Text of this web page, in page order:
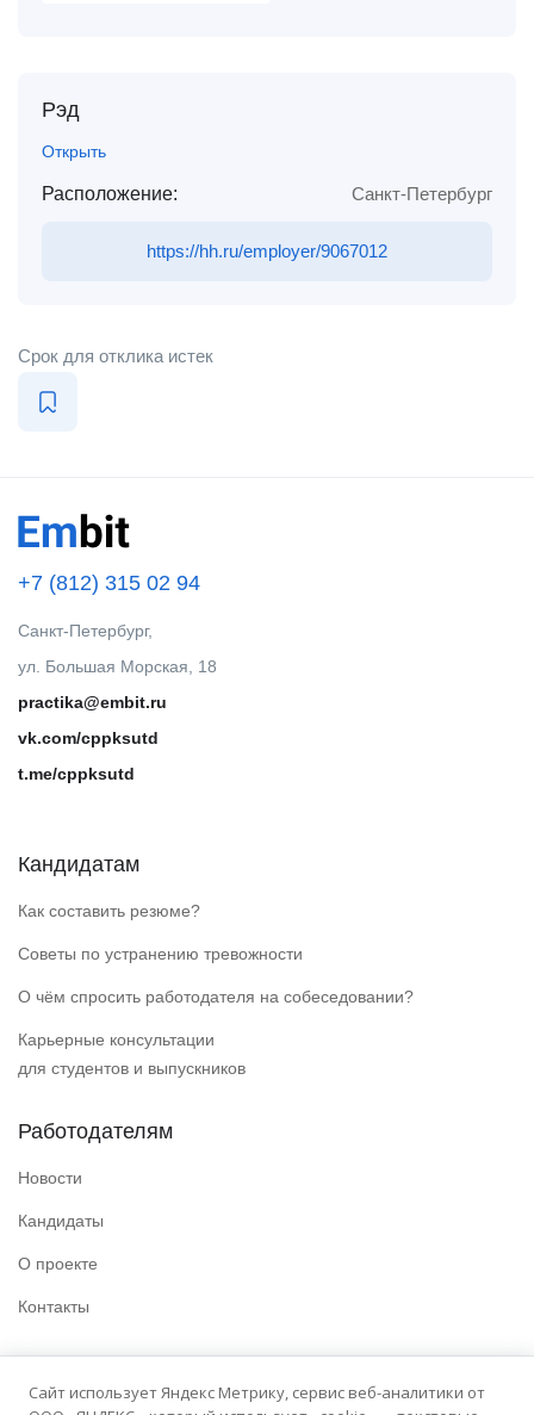
Рэд
Открыть
Расположение: Санкт-Петербург
https://hh.ru/employer/9067012
Срок для отклика истек
+7 (812) 315 02 94
Санкт-Петербург,
ул. Большая Морская, 18
practika@embit.ru
vk.com/cppksutd
t.me/cppksutd
Кандидатам
Как составить резюме?
Советы по устранению тревожности
О чём спросить работодателя на собеседовании?
Карьерные консультации
для студентов и выпускников
Работодателям
Новости
Кандидаты
О проекте
Контакты
Сайт использует Яндекс Метрику, сервис веб-аналитики от